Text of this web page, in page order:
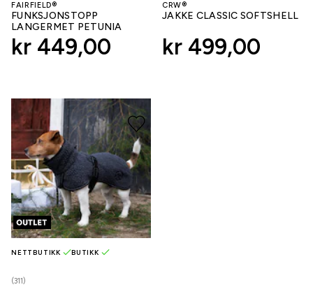
FAIRFIELD®
FUNKSJONSTOPP
LANGERMET PETUNIA
kr 449,00
CRW®
JAKKE CLASSIC SOFTSHELL
kr 499,00
(311)
NETTBUTIKK BUTIKK